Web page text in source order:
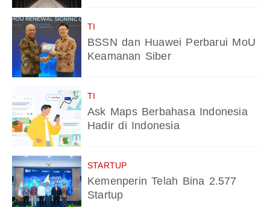
TI
BSSN dan Huawei Perbarui MoU
Keamanan Siber
TI
Ask Maps Berbahasa Indonesia
Hadir di Indonesia
STARTUP
Kemenperin Telah Bina 2.577
Startup